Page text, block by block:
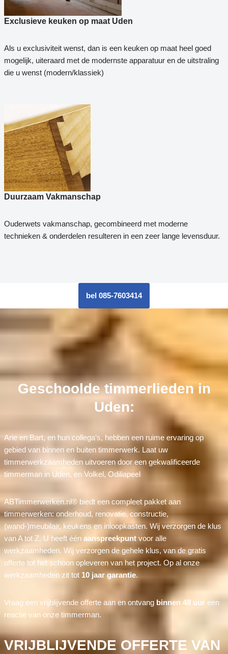
Exclusieve keuken op maat Uden
Als u exclusiviteit wenst, dan is een keuken op maat heel goed
mogelijk, uiteraard met de modernste apparatuur en de uitstraling
die u wenst (modern/klassiek)
Duurzaam Vakmanschap
Ouderwets vakmanschap, gecombineerd met moderne
technieken & onderdelen resulteren in een zeer lange levensduur.
bel 085-7603414
Geschoolde timmerlieden in
Uden:
Arie en Bart, en hun collega’s, hebben een ruime ervaring op
gebied van binnen en buiten timmerwerk. Laat uw
timmerwerkzaamheden uitvoeren door een gekwalificeerde
timmerman in Uden, en Volkel, Odiliapeel
ABTimmerwerken.nl® biedt een compleet pakket aan
timmerwerken: onderhoud, renovatie, constructie,
(wand-)meubilair, keukens en inloopkasten. Wij verzorgen de klus
van A tot Z. U heeft één aanspreekpuntvoor alle
werkzaamheden. Wij verzorgen de gehele klus, van de gratis
offerte tot het schoon opleveren van het project. Op al onze
werkzaamheden zit tot 10 jaar garantie.
Vraag een vrijblijvende offerte aan en ontvang binnen 48 uureen
reactie van onze timmerman.
VRIJBLIJVENDE OFFERTE VAN